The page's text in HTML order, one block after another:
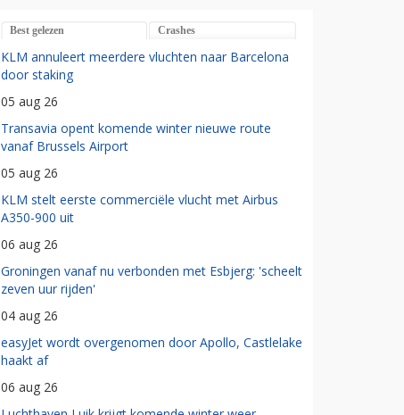
Best gelezen Crashes
KLM annuleert meerdere vluchten naar Barcelona
door staking
05 aug 26
Transavia opent komende winter nieuwe route
vanaf Brussels Airport
05 aug 26
KLM stelt eerste commerciële vlucht met Airbus
A350-900 uit
06 aug 26
Groningen vanaf nu verbonden met Esbjerg: 'scheelt
zeven uur rijden'
04 aug 26
easyJet wordt overgenomen door Apollo, Castlelake
haakt af
06 aug 26